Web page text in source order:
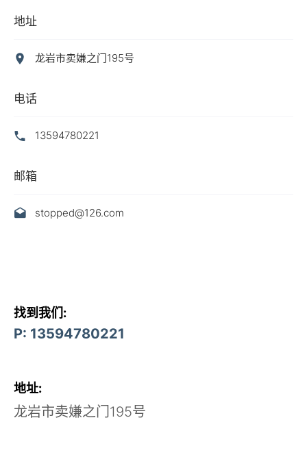
地址
龙岩市卖嫌之门195号
电话
13594780221
邮箱
stopped@126.com
找到我们:
P: 13594780221
地址:
龙岩市卖嫌之门195号